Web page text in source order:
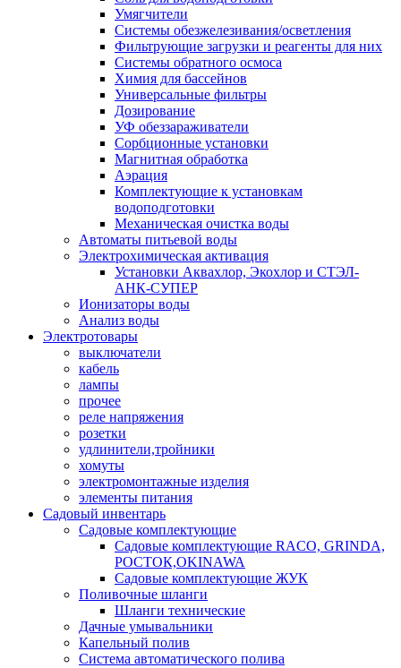
Умягчители
Системы обезжелезивания/осветления
Фильтрующие загрузки и реагенты для них
Системы обратного осмоса
Химия для бассейнов
Универсальные фильтры
Дозирование
УФ обеззараживатели
Сорбционные установки
Магнитная обработка
Аэрация
Комплектующие к установкам
водоподготовки
Механическая очистка воды
Автоматы питьевой воды
Электрохимическая активация
Установки Аквахлор, Экохлор и СТЭЛ-
АНК-СУПЕР
Ионизаторы воды
Анализ воды
Электротовары
выключатели
кабель
лампы
прочее
реле напряжения
розетки
удлинители,тройники
хомуты
электромонтажные изделия
элементы питания
Садовый инвентарь
Садовые комплектующие
Садовые комплектующие RACO, GRINDA,
РОСТОК,OKINAWA
Садовые комплектующие ЖУК
Поливочные шланги
Шланги технические
Дачные умывальники
Капельный полив
Система автоматического полива